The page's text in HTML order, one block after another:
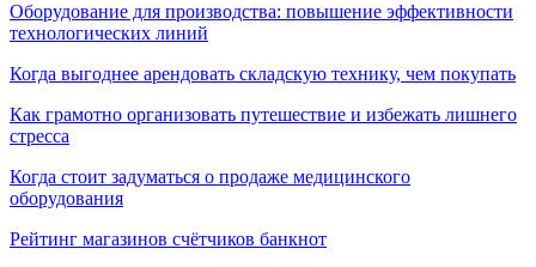
Оборудование для производства: повышение эффективности
технологических линий
Когда выгоднее арендовать складскую технику, чем покупать
Как грамотно организовать путешествие и избежать лишнего
стресса
Когда стоит задуматься о продаже медицинского
оборудования
Рейтинг магазинов счётчиков банкнот